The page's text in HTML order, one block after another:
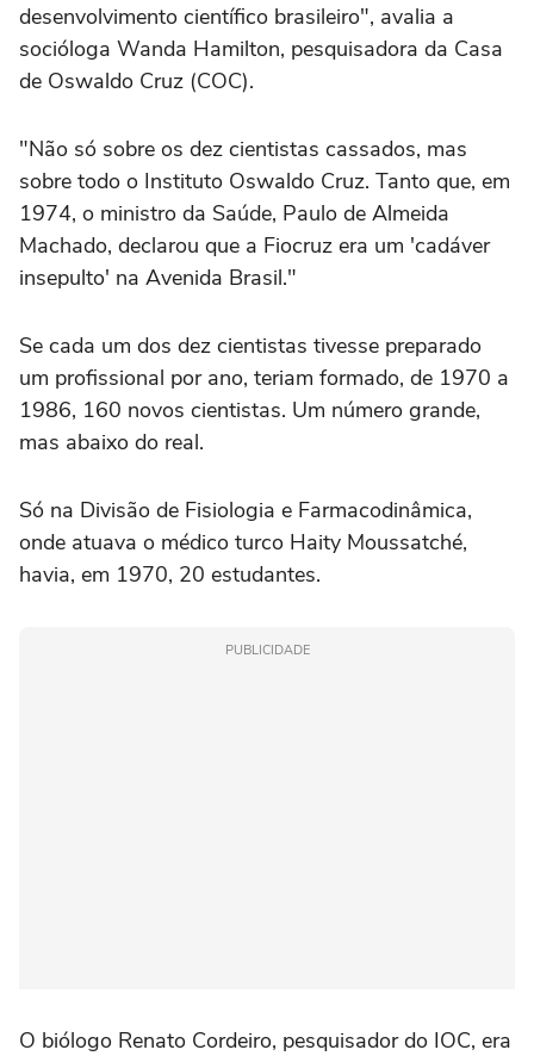
desenvolvimento científico brasileiro", avalia a
socióloga Wanda Hamilton, pesquisadora da Casa
de Oswaldo Cruz (COC).
"Não só sobre os dez cientistas cassados, mas
sobre todo o Instituto Oswaldo Cruz. Tanto que, em
1974, o ministro da Saúde, Paulo de Almeida
Machado, declarou que a Fiocruz era um 'cadáver
insepulto' na Avenida Brasil."
Se cada um dos dez cientistas tivesse preparado
um profissional por ano, teriam formado, de 1970 a
1986, 160 novos cientistas. Um número grande,
mas abaixo do real.
Só na Divisão de Fisiologia e Farmacodinâmica,
onde atuava o médico turco Haity Moussatché,
havia, em 1970, 20 estudantes.
PUBLICIDADE
O biólogo Renato Cordeiro, pesquisador do IOC, era